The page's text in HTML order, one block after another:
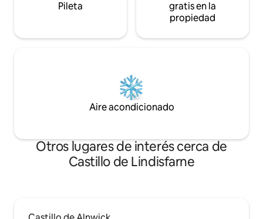
Pileta
gratis en la
propiedad
Aire acondicionado
Otros lugares de interés cerca de
Castillo de Lindisfarne